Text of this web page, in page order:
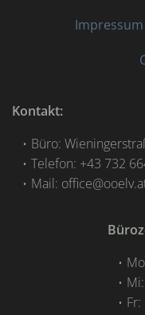
Impressum
Kontakt:
Büro:
Telefon: +43 732
Mail: